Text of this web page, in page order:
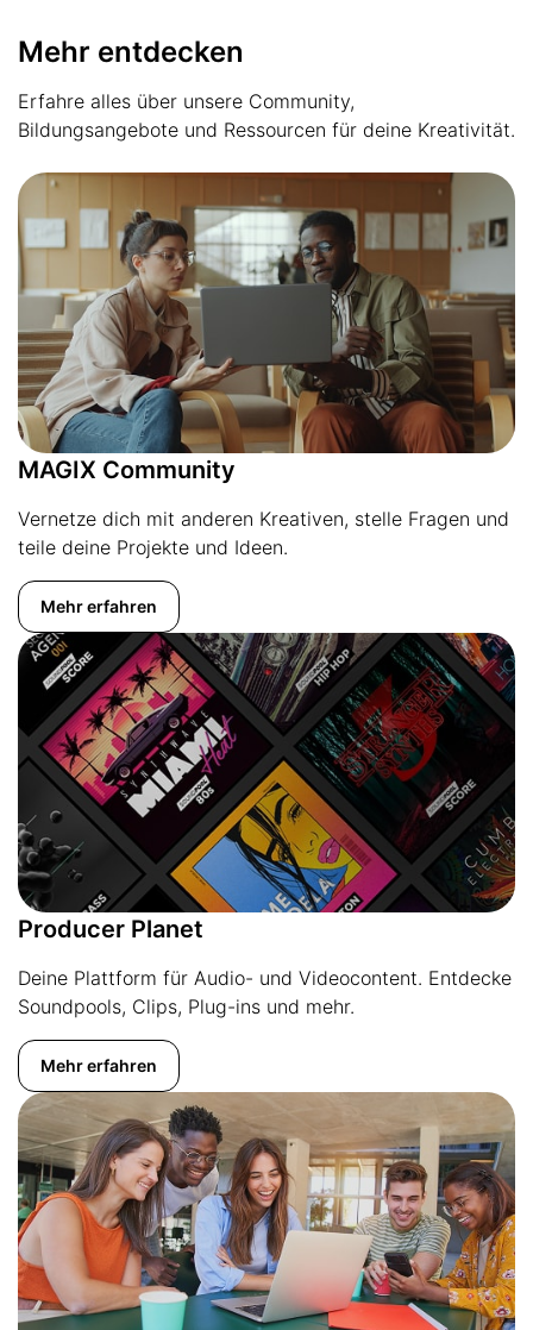
Mehr entdecken
Erfahre alles über unsere Community,
Bildungsangebote und Ressourcen für deine Kreativität.
MAGIX Community
Vernetze dich mit anderen Kreativen, stelle Fragen und
teile deine Projekte und Ideen.
Mehr erfahren
Producer Planet
Deine Plattform für Audio- und Videocontent. Entdecke
Soundpools, Clips, Plug-ins und mehr.
Mehr erfahren